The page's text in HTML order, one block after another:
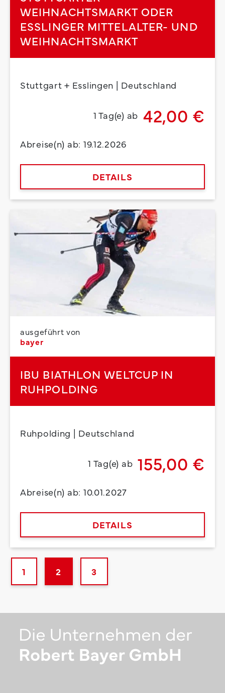
WEIHNACHTSMARKT ODER
ESSLINGER MITTELALTER- UND
WEIHNACHTSMARKT
Stuttgart + Esslingen | Deutschland
1 Tag(e) ab 42,00 €
Abreise(n) ab: 19.12.2026
DETAILS
ausgeführt von
bayer
IBU BIATHLON WELTCUP IN
RUHPOLDING
Ruhpolding | Deutschland
1 Tag(e) ab 155,00 €
Abreise(n) ab: 10.01.2027
DETAILS
1 2 3